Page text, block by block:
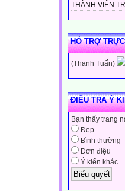
THÀNH VIÊN
HỖ TRỢ
(Thanh Tuấn)
ĐIỀU TRA Ý
Bạn thấy trang
Đẹp
Bình thường
Đơn điệu
Ý kiến khác